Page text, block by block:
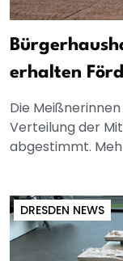
erhalten
Die
Verteilung der
abgestimmt.
DRESDEN NEWS